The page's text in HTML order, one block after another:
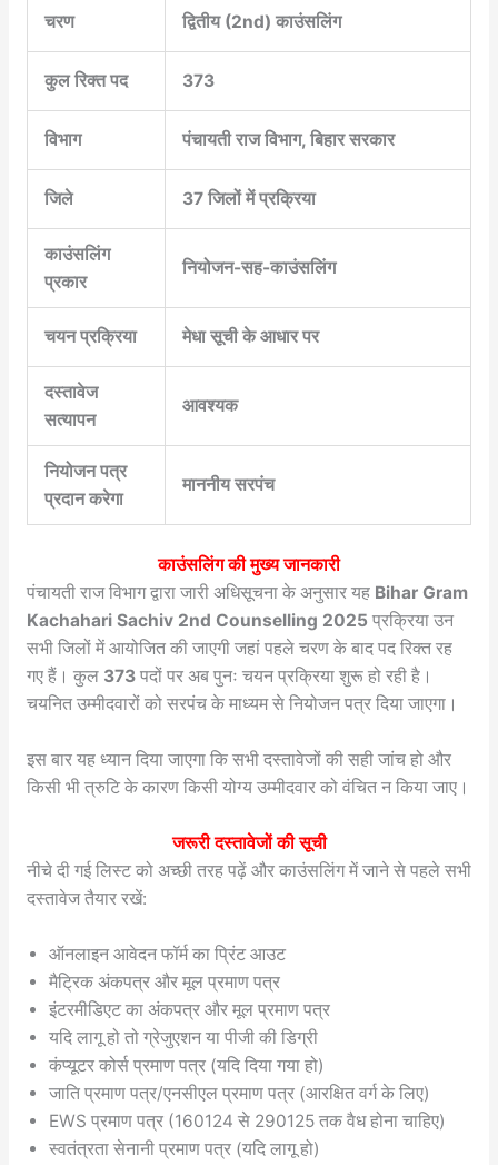
चरण द्वितीय (2nd) काउंसलिंग
कुल रिक्त पद 373
विभाग पंचायती राज विभाग, बिहार सरकार
जिले 37 जिलों में प्रक्रिया
काउंसलिंग
प्रकार
नियोजन-सह-काउंसलिंग
चयन प्रक्रिया मेधा सूची के आधार पर
दस्तावेज
सत्यापन
आवश्यक
नियोजन पत्र
प्रदान करेगा
माननीय सरपंच
काउंसलिंग की मुख्य जानकारी
पंचायती राज विभाग द्वारा जारी अधिसूचना के अनुसार यह Bihar Gram
Kachahari Sachiv 2nd Counselling 2025 प्रक्रिया उन
सभी जिलों में आयोजित की जाएगी जहां पहले चरण के बाद पद रिक्त रह
गए हैं। कुल 373पदों पर अब पुनः चयन प्रक्रिया शुरू हो रही है।
चयनित उम्मीदवारों को सरपंच के माध्यम से नियोजन पत्र दिया जाएगा।
इस बार यह ध्यान दिया जाएगा कि सभी दस्तावेजों की सही जांच हो और
किसी भी त्रुटि के कारण किसी योग्य उम्मीदवार को वंचित न किया जाए।
जरूरी दस्तावेजों की सूची
नीचे दी गई लिस्ट को अच्छी तरह पढ़ें और काउंसलिंग में जाने से पहले सभी
दस्तावेज तैयार रखें:
ऑनलाइन आवेदन फॉर्म का प्रिंट आउट
मैट्रिक अंकपत्र और मूल प्रमाण पत्र
इंटरमीडिएट का अंकपत्र और मूल प्रमाण पत्र
यदि लागू हो तो ग्रेजुएशन या पीजी की डिग्री
कंप्यूटर कोर्स प्रमाण पत्र (यदि दिया गया हो)
जाति प्रमाण पत्र/एनसीएल प्रमाण पत्र (आरक्षित वर्ग के लिए)
EWS प्रमाण पत्र (160124 से 290125 तक वैध होना चाहिए)
स्वतंत्रता सेनानी प्रमाण पत्र (यदि लागू हो)